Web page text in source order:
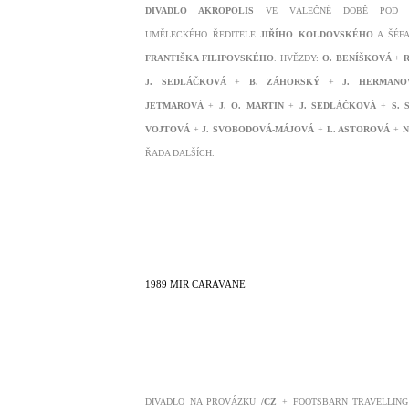
DIVADLO AKROPOLIS VE VÁLEČNÉ DOBĚ POD
UMĚLECKÉHO ŘEDITELE JIŘÍHO KOLDOVSKÉHOA ŠÉFA
FRANTIŠKA FILIPOVSKÉHO. HVĚZDY: O. BENÍŠKOVÁ+
J. SEDLÁČKOVÁ+ B. ZÁHORSKÝ +J.
JETMAROVÁ + J. O. MARTIN+ J. SEDLÁČKOVÁ+ S.
VOJTOVÁ +J. SVOBODOVÁ-MÁJOVÁ + L. ASTOROVÁ +
ŘADA DALŠÍCH.
1989 MIR CARAVANE
DIVADLO NA PROVÁZKU /CZ + FOOTSBARN